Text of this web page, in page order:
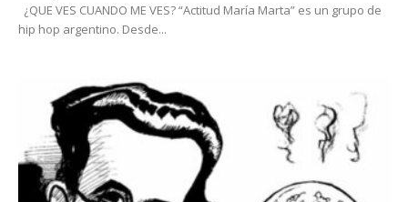
¿QUE VES CUANDO ME VES? “Actitud María Marta” es un grupo de
hip hop argentino. Desde...